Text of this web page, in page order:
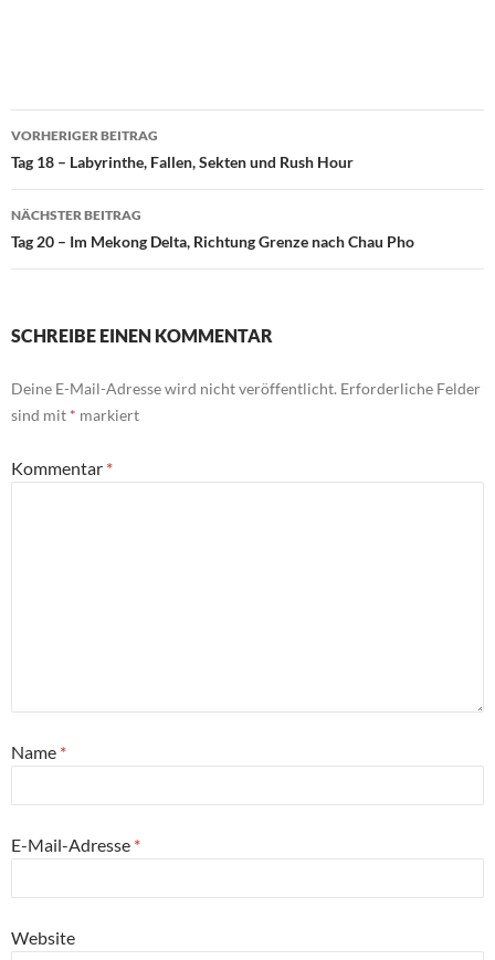
Beitragsnavigation
VORHERIGER BEITRAG
Tag 18 – Labyrinthe, Fallen, Sekten und Rush Hour
NÄCHSTER BEITRAG
Tag 20 – Im Mekong Delta, Richtung Grenze nach Chau Pho
SCHREIBE EINEN KOMMENTAR
Deine E-Mail-Adresse wird nicht veröffentlicht. Erforderliche Felder
sind mit * markiert
Kommentar *
Name *
E-Mail-Adresse *
Website